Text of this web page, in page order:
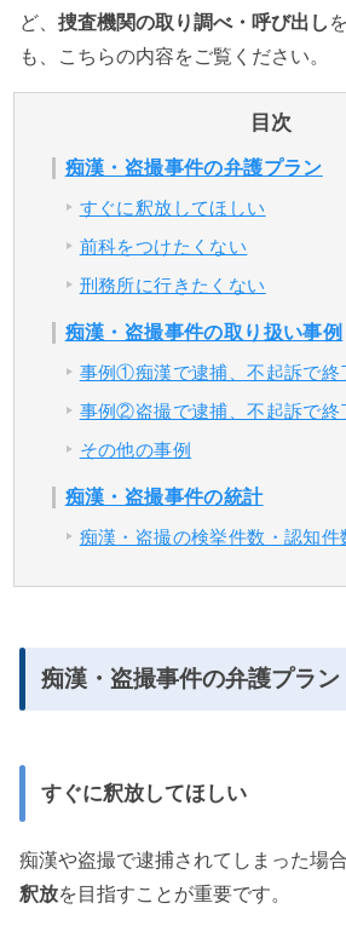
弁護士紹介
アクセス
解決実績
ご依頼者からのお手紙
無料相談の口コミ評判
ど、 捜査機関の取り調べ・呼び出し
も、こちらの内容をご覧ください。
目次
痴漢・盗撮事件の弁護プラン
すぐに釈放してほしい
前科をつけたくない
刑務所に行きたくない
痴漢・盗撮事件の取り扱い事例
事例①痴漢で逮捕、不起訴で終
事例②盗撮で逮捕、不起訴で終
その他の事例
痴漢・盗撮事件の統計
痴漢・盗撮の検挙件数・認知件
痴漢・盗撮事件の弁護プラン
すぐに釈放してほしい
痴漢や盗撮で逮捕されてしまった場
釈放を目指すことが重要です。